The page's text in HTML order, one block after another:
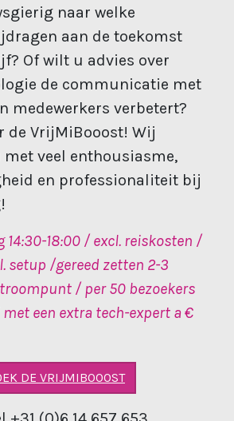
naar welke
aan de toekomst
Of wilt u advies over
de communicatie met
medewerkers verbetert?
de VrijMiBooost! Wij
met veel enthousiasme,
en professionaliteit bij
18:00 / excl. reiskosten /
setup /gereed zetten 2-3
/ per 50 bezoekers
een extra tech-expert a €
DE VRIJMIBOOOST